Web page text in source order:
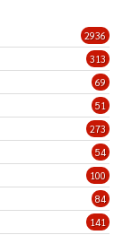
2936
313
69
51
273
54
100
84
141